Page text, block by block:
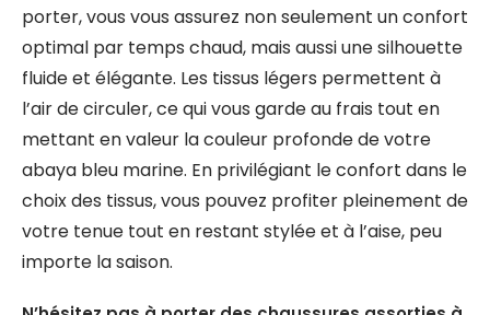
porter, vous vous assurez non seulement un confort
optimal par temps chaud, mais aussi une silhouette
fluide et élégante. Les tissus légers permettent à
l’air de circuler, ce qui vous garde au frais tout en
mettant en valeur la couleur profonde de votre
abaya bleu marine. En privilégiant le confort dans le
choix des tissus, vous pouvez profiter pleinement de
votre tenue tout en restant stylée et à l’aise, peu
importe la saison.